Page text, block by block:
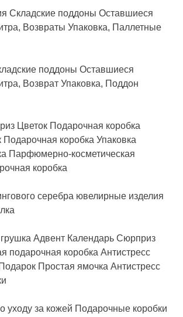
Складские поддоны Оставшиеся
Возвраты Упаковка, Паллетные
поддоны Оставшиеся
Возврат Упаковка, Поддон
Цветок Подарочная коробка
коробка Упаковка
Парфюмерно-косметическая
коробка
серебра ювелирные изделия
Адвент Календарь Сюрприз
подарочная коробка Антистресс
Простая ямочка Антистресс
уходу за кожей Подарочные коробки